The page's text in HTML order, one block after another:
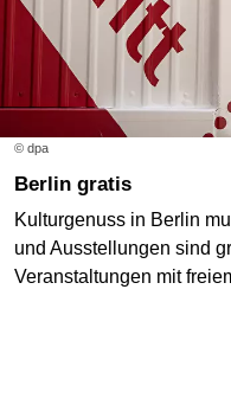
© dpa
Berlin gratis
Kulturgenuss in Berlin
und Ausstellungen sind
Veranstaltungen mit